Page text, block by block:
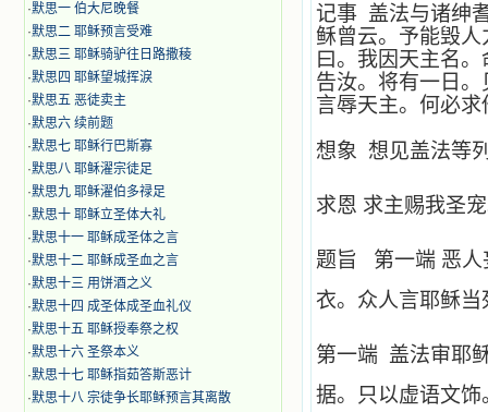
·默思一 伯大尼晚餐
·默思二 耶稣预言受难
·默思三 耶稣骑驴往日路撒稜
·默思四 耶稣望城挥淚
·默思五 恶徒卖主
·默思六 续前题
·默思七 耶稣行巴斯寡
·默思八 耶稣濯宗徒足
·默思九 耶稣濯伯多禄足
·默思十 耶稣立圣体大礼
·默思十一 耶稣成圣体之言
·默思十二 耶稣成圣血之言
·默思十三 用饼酒之义
·默思十四 成圣体成圣血礼仪
·默思十五 耶稣授奉祭之权
·默思十六 圣祭本义
·默思十七 耶稣指茹答斯恶计
·默思十八 宗徒争长耶稣预言其离散
记事 盖法与诸绅
稣曾云。予能毁
曰。我因天主名
告汝。将有一日
言辱天主。何必
想象 想见盖法等
求恩 求主赐我圣
题旨 第一端 恶人
衣。众人言耶稣当
第一端 盖法审耶
据。只以虚语文